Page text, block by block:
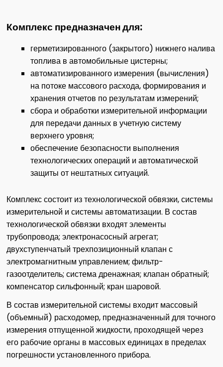
Комплекс предназначен для:
герметизированного (закрытого) нижнего налива
топлива в автомобильные цистерны;
автоматизированного измерения (вычисления)
на потоке массового расхода, формирования и
хранения отчетов по результатам измерений;
сбора и обработки измерительной информации
для передачи данных в учетную систему
верхнего уровня;
обеспечение безопасности выполнения
технологических операций и автоматической
защиты от нештатных ситуаций.
Комплекс состоит из технологической обвязки, системы
измерительной и системы автоматизации. В состав
технологической обвязки входят элементы
трубопровода; электронасосный агрегат;
двухступенчатый трехпозиционный клапан с
электромагнитным управлением; фильтр-
газоотделитель; система дренажная; клапан обратный;
компенсатор сильфонный; кран шаровой.
В состав измерительной системы входит массовый
(объемный) расходомер, предназначенный для точного
измерения отпущенной жидкости, проходящей через
его рабочие органы в массовых единицах в пределах
погрешности установленного прибора.